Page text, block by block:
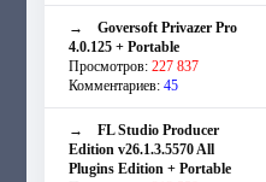
→ Goversoft Privazer Pro
4.0.125 + Portable
Просмотров: 227 837
Комментариев: 45
→ FL Studio Producer
Edition v26.1.3.5570 All
Plugins Edition + Portable